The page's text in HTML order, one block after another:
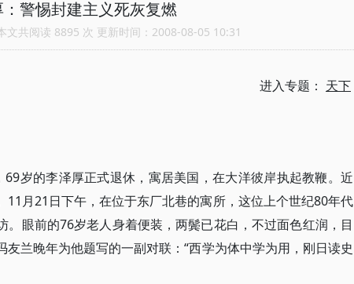
警惕封建主义死灰复燃
文共阅读 8895 次 更新时间：2008-08-05 10:31
进入专题： 天下
69岁的李泽厚正式退休，寓居美国，在大洋彼岸执起教鞭。近
月21日下午，在位于东厂北巷的寓所，这位上个世纪80年代
眼前的76岁老人身着便装，两鬓已花白，不过面色红润，目
兰晚年为他题写的一副对联：“西学为体中学为用，刚日读史